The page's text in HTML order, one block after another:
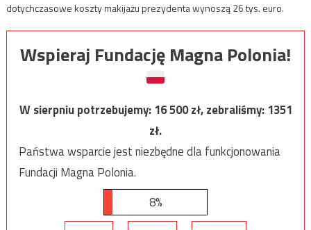
dotychczasowe koszty makijażu prezydenta wynoszą 26 tys. euro.
Wspieraj Fundację Magna Polonia!
W sierpniu potrzebujemy:16 500zł, zebraliśmy:1351
zł.
Państwa wsparcie jest niezbędne dla funkcjonowania
Fundacji Magna Polonia.
8%